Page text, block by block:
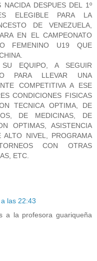
DESPUES DEL 1º
ELEGIBLE PARA LA
DE VENEZUELA,
EN EL CAMPEONATO
FEMENINO U19 QUE
EQUIPO, A SEGUIR
PARA LLEVAR UNA
COMPETITIVA A ESE
CONDICIONES FISICAS
TECNICA OPTIMA, DE
DE MEDICINAS, DE
OPTIMAS, ASISTENCIA
ALTO NIVEL, PROGRAMA
CON OTRAS
ETC.
las 22:43
a la profesora guariqueña